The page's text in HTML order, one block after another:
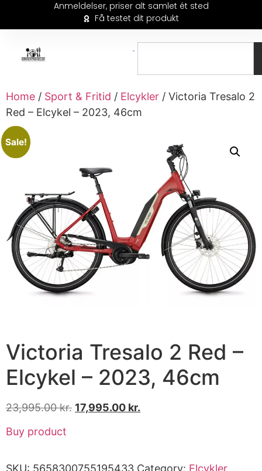
Anmeldelser, priser alt samlet ét sted
Få testet dit produkt
Home / Sport & Fritid / Elcykler / Victoria Tresalo 2
Red – Elcykel – 2023, 46cm
Sale!
Victoria Tresalo 2 Red –
Elcykel – 2023, 46cm
23,995.00kr. 17,995.00 kr.
Buy product
SKU: 5658300755195433 Category: Elcykler